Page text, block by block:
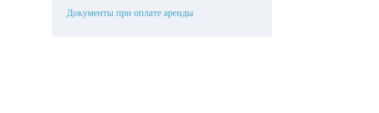
Документы при оплате аренды